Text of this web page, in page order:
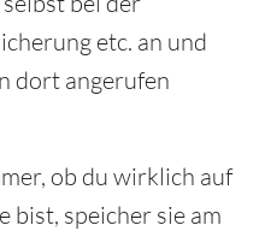
etc. an und
dort angerufen
ob du wirklich auf
bist, speicher sie am